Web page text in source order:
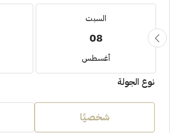
السبت
08
أغسطس
نوع الجولة
شخصيًا